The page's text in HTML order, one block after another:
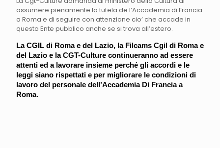
assumere pienamente la tutela de l’Accademia di Francia
a Roma e di seguire con attenzione cio’ che accade in
questo Ente pubblico anche se si trova all’estero.
La CGIL di Roma e del Lazio, la Filcams Cgil di Roma e
del Lazio e la CGT-Culture continueranno ad essere
attenti ed a lavorare insieme perché gli accordi e le
leggi siano rispettati e per migliorare le condizioni di
lavoro del personale dell’Accademia Di Francia a
Roma.